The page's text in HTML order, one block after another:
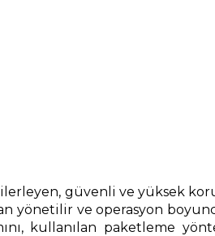
güvenli ve yüksek
yönetilir ve operasyon
kullanılan paketleme